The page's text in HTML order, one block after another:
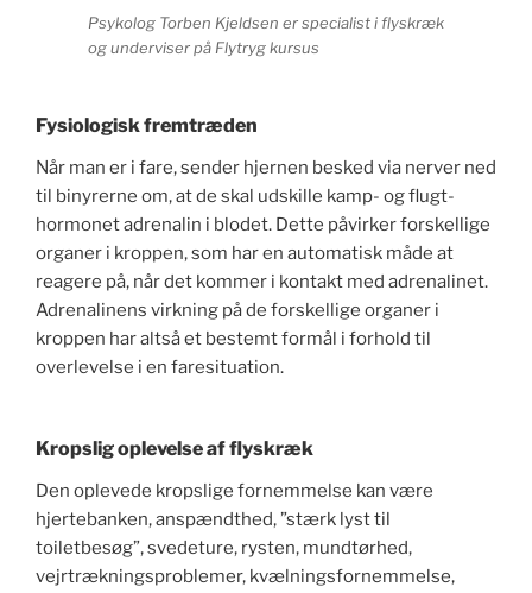
Psykolog Torben Kjeldsen er specialist i flyskræk
og underviser på Flytryg kursus
Fysiologisk fremtræden
Når man er i fare, sender hjernen besked via nerver ned
til binyrerne om, at de skal udskille kamp- og flugt-
hormonet adrenalin i blodet. Dette påvirker forskellige
organer i kroppen, som har en automatisk måde at
reagere på, når det kommer i kontakt med adrenalinet.
Adrenalinens virkning på de forskellige organer i
kroppen har altså et bestemt formål i forhold til
overlevelse i en faresituation.
Kropslig oplevelse af flyskræk
Den oplevede kropslige fornemmelse kan være
hjertebanken, anspændthed, ”stærk lyst til
toiletbesøg”, svedeture, rysten, mundtørhed,
vejrtrækningsproblemer, kvælningsfornemmelse,